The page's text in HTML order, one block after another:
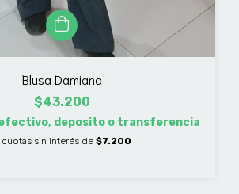
Blusa Damiana
$43.200
deposito o transferencia
cuotas sin interés de $7.200